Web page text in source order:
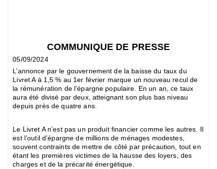
COMMUNIQUE DE PRESSE
05/09/2024
L’annonce par le gouvernement de la baisse du taux du
Livret A à 1,5 % au 1er février marque un nouveau recul de
la rémunération de l’épargne populaire. En un an, ce taux
aura été divisé par deux, atteignant son plus bas niveau
depuis près de quatre ans.
Le Livret A n’est pas un produit financier comme les autres. Il
est l’outil d’épargne de millions de ménages modestes,
souvent contraints de mettre de côté par précaution, tout en
étant les premières victimes de la hausse des loyers, des
charges et de la précarité énergétique.